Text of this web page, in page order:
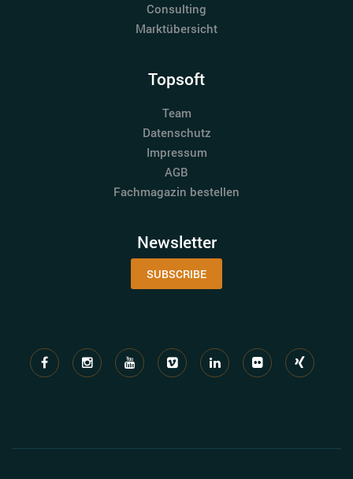
Consulting
Marktübersicht
Topsoft
Team
Datenschutz
Impressum
AGB
Fachmagazin bestellen
Newsletter
SUBSCRIBE